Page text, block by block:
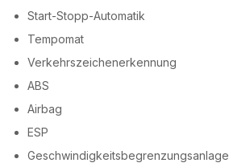
Start-Stopp-Automatik
Tempomat
Verkehrszeichenerkennung
ABS
Airbag
ESP
Geschwindigkeitsbegrenzungsanlage